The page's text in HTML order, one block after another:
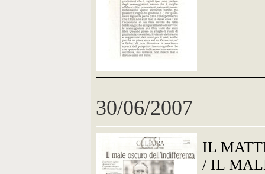
30/06/2007
IL
/ IL